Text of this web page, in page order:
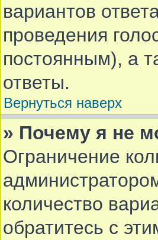
вариантов
проведения
постоянным), а
ответы.
Вернуться наверх
» Почему я не
Ограничение
количество
обратитесь с